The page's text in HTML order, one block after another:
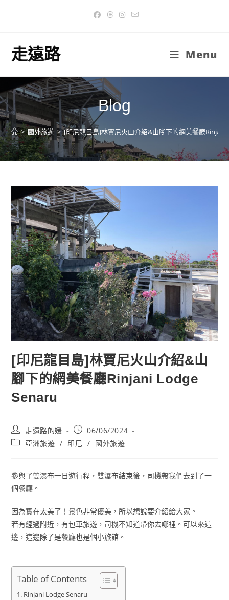
走遠路 Menu
Blog
> 國外旅遊 > [印尼龍目島]林賈尼火山介紹&山腳下的網美餐廳Rinjani
[印尼龍目島]林賈尼火山介紹&山
腳下的網美餐廳Rinjani Lodge
Senaru
Post
author:
走遠路的媛
Post
published:
06/06/2024
Post亞洲旅遊 / 印尼 / 國外旅遊
參與了雙瀑布一日遊行程，雙瀑布結束後，司機帶我們去到了一
個餐廳。
因為實在太美了！景色非常優美，所以想說要介紹給大家。
若有經過附近，有包車旅遊，司機不知道帶你去哪裡。可以來這
邊，這邊除了是餐廳也是個小旅館。
Table of Contents
Rinjani Lodge Senaru